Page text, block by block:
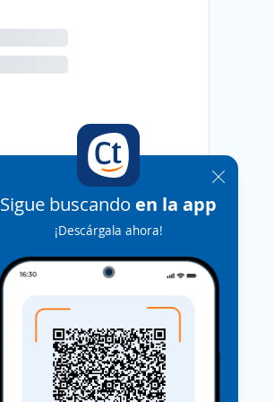
Sigue buscando en la app
¡Descárgala ahora!